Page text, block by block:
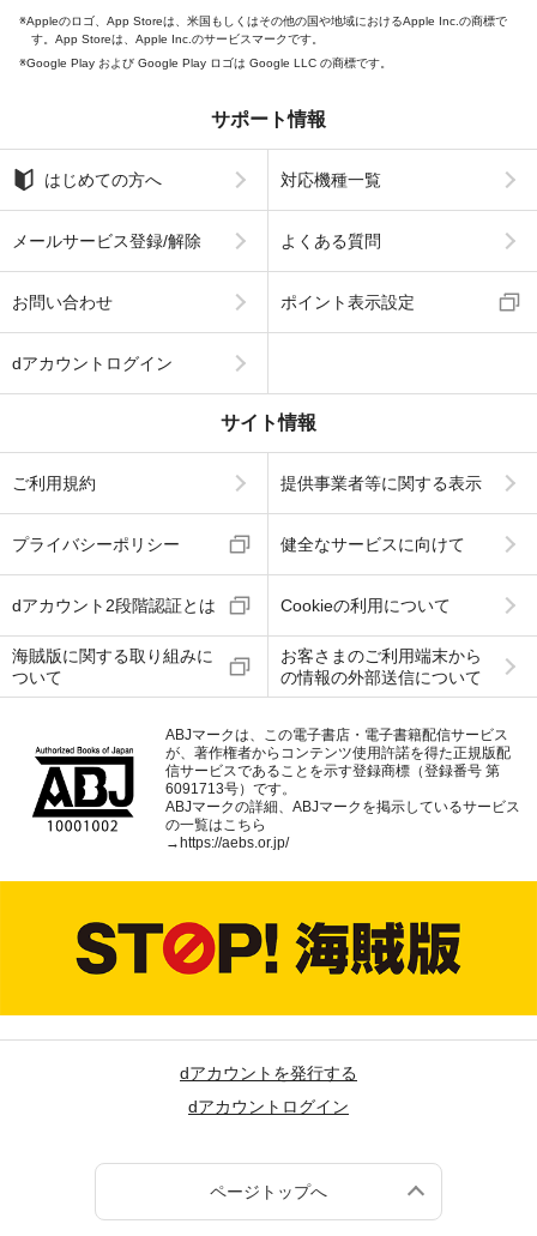
Appleのロゴ、App Storeは、米国もしくはその他の国や地域におけるApple Inc.の商標で
す。App Storeは、Apple Inc.のサービスマークです。
Google Play および Google Play ロゴは Google LLC の商標です。
サポート情報
はじめての方へ 対応機種一覧
メールサービス登録/解除 よくある質問
お問い合わせ ポイント表示設定
dアカウントログイン
サイト情報
ご利用規約 提供事業者等に関する表示
プライバシーポリシー 健全なサービスに向けて
dアカウント2段階認証とは Cookieの利用について
海賊版に関する取り組みに
ついて
お客さまのご利用端末から
の情報の外部送信について
ABJマークは、この電子書店・電子書籍配信サービス
が、著作権者からコンテンツ使用許諾を得た正規版配
信サービスであることを示す登録商標（登録番号 第
6091713号）です。
ABJマークの詳細、ABJマークを掲示しているサービス
の一覧はこちら
→https://aebs.or.jp/
dアカウントを発行する
dアカウントログイン
ページトップへ